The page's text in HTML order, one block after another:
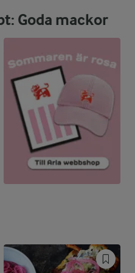
Goda mackor